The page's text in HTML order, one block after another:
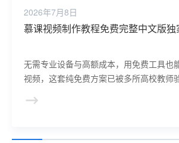
2026年7月8日
数字人分身搭建，小白秒会
担心数字人分身搭建复杂难上手？讯飞科
极简搭建方案，让数字人分身搭建秒会，